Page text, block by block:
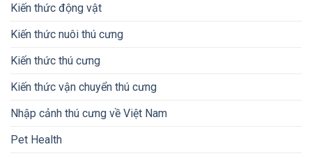
Kiến thức động vật
Kiến thức nuôi thú cưng
Kiến thức thú cưng
Kiến thức vận chuyển thú cưng
Nhập cảnh thú cưng về Việt Nam
Pet Health